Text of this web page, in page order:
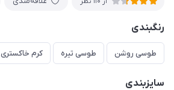
رنگبندی
طوسی روشن طوسی تیره کرم خاکستری
سایزبندی